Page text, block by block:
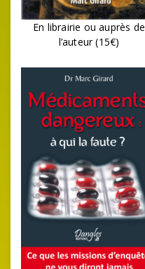
En librairie ou auprès de
l’auteur (15€)